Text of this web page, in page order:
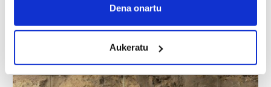
Collect information about your geographical
Identify your device by actively scanning it for
specific characteristics (fingerprinting)
Find out more about how your personal data is processed
Dena onartu
Aukeratu